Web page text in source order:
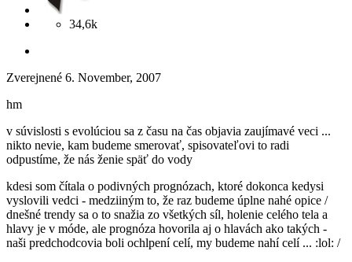
34,6k
Zverejnené 6. November, 2007
hm
v súvislosti s evolúciou sa z času na čas objavia zaujímavé veci ...
nikto nevie, kam budeme smerovať, spisovateľovi to radi
odpustíme, že nás ženie späť do vody
kdesi som čítala o podivných prognózach, ktoré dokonca kedysi
vyslovili vedci - medziiným to, že raz budeme úplne nahé opice /
dnešné trendy sa o to snažia zo všetkých síl, holenie celého tela a
hlavy je v móde, ale prognóza hovorila aj o hlavách ako takých -
naši predchodcovia boli ochlpení celí, my budeme nahí celí ... :lol: /